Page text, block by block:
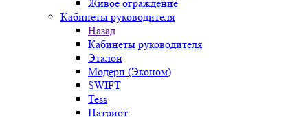
Живое ограждение
Кабинеты руководителя
Назад
Кабинеты руководителя
Эталон
Модерн (Эконом)
SWIFT
Tess
Патриот